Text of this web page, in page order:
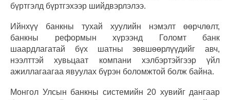
бүртгэлд бүртгэхээр шийдвэрлэлээ.
Ийнхүү банкны тухай хуулийн нэмэлт өөрчлөлт,
банкны реформын хүрээнд Голомт банк
шаардлагатай бүх шатны зөвшөөрлүүдийг авч,
нээлттэй хувьцаат компани хэлбэртэйгээр үйл
ажиллагаагаа явуулах бүрэн боломжтой болж байна.
Монгол Улсын банкны системийн 20 хувийг дангаар